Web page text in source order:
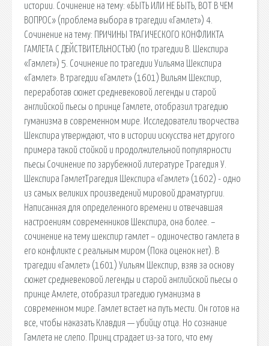
истории. Сочинение на тему: «БЫТЬ ИЛИ НЕ БЫТЬ, ВОТ В ЧЕМ
ВОПРОС» (проблема выбора в трагедии «Гамлет») 4.
Сочинение на тему: ПРИЧИНЫ ТРАГИЧЕСКОГО КОНФЛИКТА
ГАМЛЕТА С ДЕЙСТВИТЕЛЬНОСТЬЮ (по трагедии В. Шекспира
«Гамлет») 5. Сочинение по трагедии Уильяма Шекспира
«Гамлет». В трагедии «Гамлет» (1601) Вильям Шекспир,
переработав сюжет средневековой легенды и старой
английской пьесы о принце Гамлете, отобразил трагедию
гуманизма в современном мире. Исследователи творчества
Шекспира утверждают, что в истории искусства нет другого
примера такой стойкой и продолжительной популярности
пьесы Сочинение по зарубежной литературе Трагедия У.
Шекспира ГамлетТрагедия Шекспира «Гамлет» (1602) - одно
из самых великих произведений мировой драматургии.
Написанная для определенного времени и отвечавшая
настроениям современников Шекспира, она более. –
сочинение на тему шекспир гамлет – одиночество гамлета в
его конфликте с реальным миром (Пока оценок нет). В
трагедии «Гамлет» (1601) Уильям Шекспир, взяв за основу
сюжет средневековой легенды и старой английской пьесы о
принце Амлете, отобразил трагедию гуманизма в
современном мире. Гамлет встает на путь мести. Он готов на
все, чтобы наказать Клавдия — убийцу отца. Но сознание
Гамлета не слепо. Принц страдает из-за того, что ему